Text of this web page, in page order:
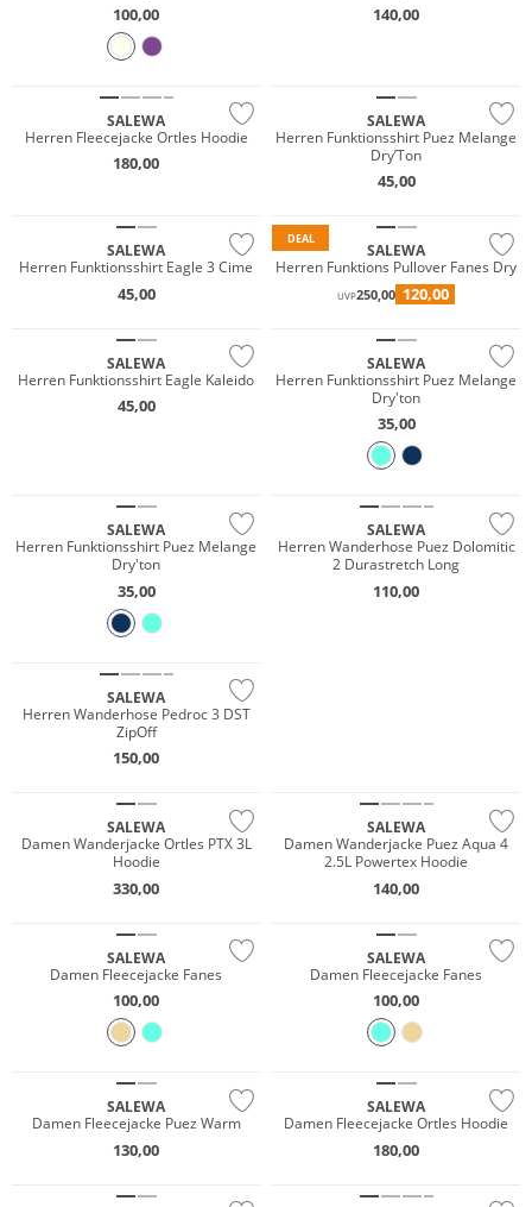
100,00 140,00
SALEWA
Herren Fleecejacke Ortles Hoodie
180,00
SALEWA
Herren Funktionsshirt Puez Melange
Dry’Ton
45,00
SALEWA
Herren Funktionsshirt Eagle 3 Cime
45,00
DEAL
SALEWA
Herren Funktions Pullover Fanes Dry
UVP250,00 120,00
NEU
SALEWA
Herren Funktionsshirt Eagle Kaleido
45,00
NEU
SALEWA
Herren Funktionsshirt Puez Melange
Dry'ton
35,00
SALEWA
Herren Funktionsshirt Puez Melange
Dry'ton
35,00
SALEWA
Herren Wanderhose Puez Dolomitic
2 Durastretch Long
110,00
SALEWA
Herren Wanderhose Pedroc 3 DST
ZipOff
150,00
NEU
SALEWA
Damen Wanderjacke Ortles PTX 3L
Hoodie
330,00
SALEWA
Damen Wanderjacke Puez Aqua 4
2.5L Powertex Hoodie
140,00
SALEWA
Damen Fleecejacke Fanes
100,00
SALEWA
Damen Fleecejacke Fanes
100,00
SALEWA
Damen Fleecejacke Puez Warm
130,00
SALEWA
Damen Fleecejacke Ortles Hoodie
180,00
NEU
NEU